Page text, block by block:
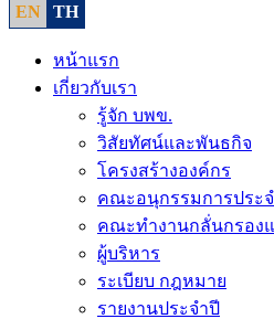
EN TH
หน้าแรก
เกี่ยวกับเรา
รู้จัก บพข.
วิสัยทัศน์และพันธกิจ
โครงสร้างองค์กร
คณะอนุกรรมการประ
คณะทำงานกลั่นกรอง
ผู้บริหาร
ระเบียบ กฎหมาย
รายงานประจำปี